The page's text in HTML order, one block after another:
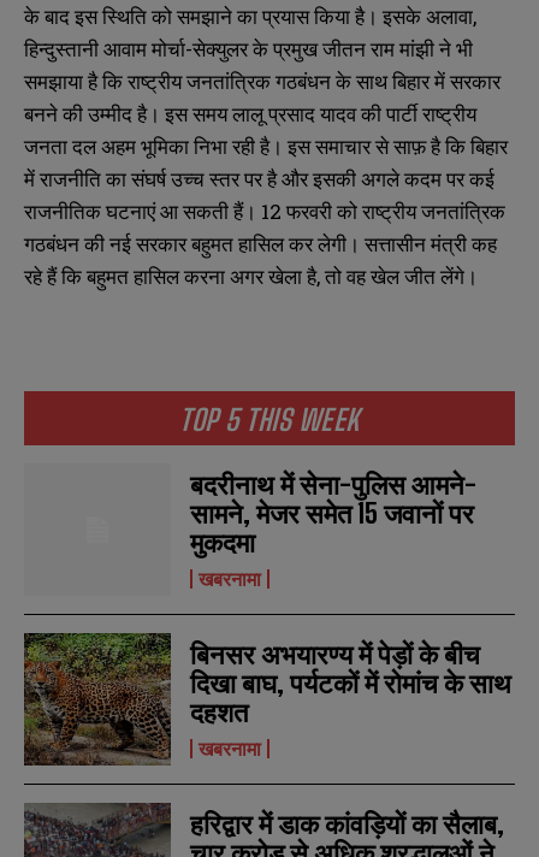
TOP 5 THIS WEEK
बदरीनाथ में सेना-पुलिस आमने-
सामने, मेजर समेत 15 जवानों पर
मुकदमा
खबरनामा
बिनसर अभयारण्य में पेड़ों के बीच
दिखा बाघ, पर्यटकों में रोमांच के साथ
दहशत
खबरनामा
हरिद्वार में डाक कांवड़ियों का सैलाब,
के बाद इस स्थिति को समझाने का प्रयास किया है। इसके अलावा,
हिन्दुस्तानी आवाम मोर्चा-सेक्युलर के प्रमुख जीतन राम मांझी ने भी
समझाया है कि राष्ट्रीय जनतांत्रिक गठबंधन के साथ बिहार में सरकार
बनने की उम्मीद है। इस समय लालू प्रसाद यादव की पार्टी राष्ट्रीय
जनता दल अहम भूमिका निभा रही है। इस समाचार से साफ़ है कि बिहार
में राजनीति का संघर्ष उच्च स्तर पर है और इसकी अगले कदम पर कई
राजनीतिक घटनाएं आ सकती हैं। 12 फरवरी को राष्ट्रीय जनतांत्रिक
गठबंधन की नई सरकार बहुमत हासिल कर लेगी। सत्तासीन मंत्री कह
रहे हैं कि बहुमत हासिल करना अगर खेला है, तो वह खेल जीत लेंगे।